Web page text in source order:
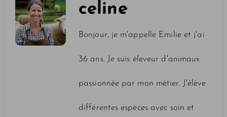
celine
Bonjour, je m'appelle Emilie et j'ai
36 ans. Je suis éleveur d'animaux
passionnée par mon métier. J'élève
différentes espèces avec soin et